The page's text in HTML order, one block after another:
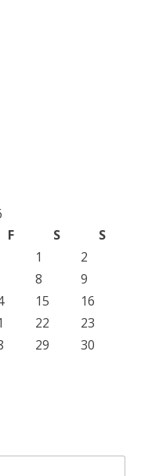
F S
S
1
2
8
9
15
16
22
23
29
30